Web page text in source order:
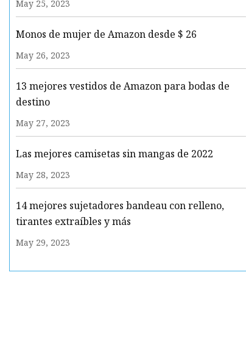
May 25, 2023
Monos de mujer de Amazon desde $ 26
May 26, 2023
13 mejores vestidos de Amazon para bodas de
destino
May 27, 2023
Las mejores camisetas sin mangas de 2022
May 28, 2023
14 mejores sujetadores bandeau con relleno,
tirantes extraíbles y más
May 29, 2023